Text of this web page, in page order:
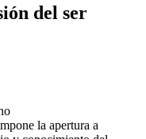
del ser
la apertura a